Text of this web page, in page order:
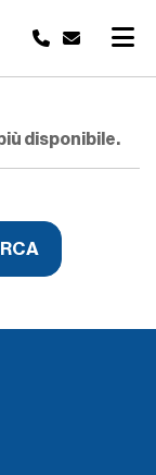
disponibile.